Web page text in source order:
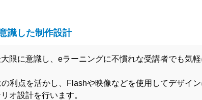
識した制作設計
限に意識し、eラーニングに不慣れな受講者でも気
利点を活かし、Flashや映像などを使用してデザイ
オ設計を行います。